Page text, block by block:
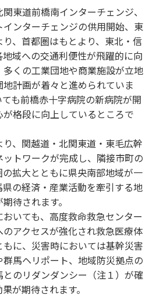
東道前橋南インターチェンジ、
ンターチェンジの供用開始、東
、首都圏はもとより、東北・信
域への交通利便性が飛躍的に向
くの工業団地や商業施設が立地
計画が着々と進められていま
も前橋赤十字病院の新病院が開
格段に向上しているところで
、関越道・北関東道・東毛広幹
トワークが完成し、隣接市町の
拡大とともに県央南部地域が一
の経済・産業活動を牽引する地
待されます。
いても、高度救命救急センター
アクセスが強化され救急医療体
に、災害時においては基幹災害
馬ヘリポート、地域防災拠点の
のリダンダンシー（注１）が確
が期待されます。